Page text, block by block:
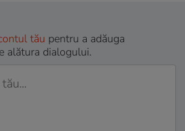
tău pentru a adăuga
alătura dialogului.